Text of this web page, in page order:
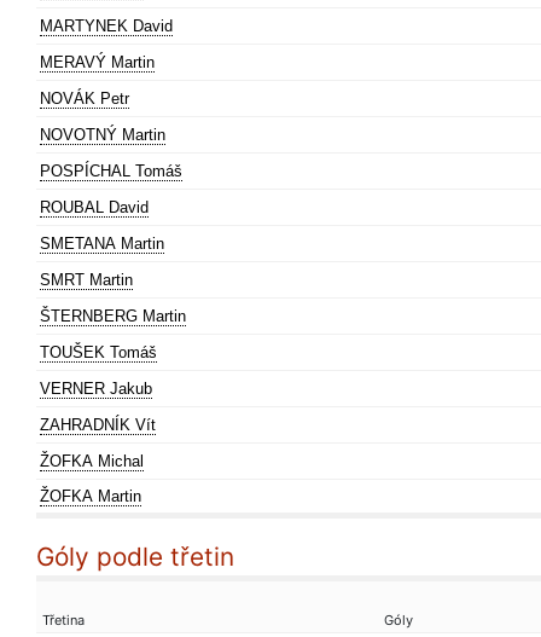
MARTYNEK David
MERAVÝ Martin
NOVÁK Petr
NOVOTNÝ Martin
POSPÍCHAL Tomáš
ROUBAL David
SMETANA Martin
SMRT Martin
ŠTERNBERG Martin
TOUŠEK Tomáš
VERNER Jakub
ZAHRADNÍK Vít
ŽOFKA Michal
ŽOFKA Martin
Góly podle třetin
Třetina
Góly